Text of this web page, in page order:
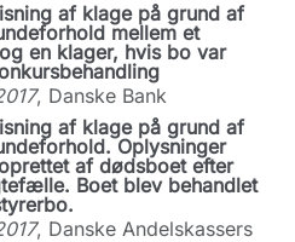
af klage på grund af
mellem et
en klager, hvis bo var
, Danske Bank
af klage på grund af
Oplysninger
af dødsboet efter
Boet blev behandlet
, Danske Andelskassers